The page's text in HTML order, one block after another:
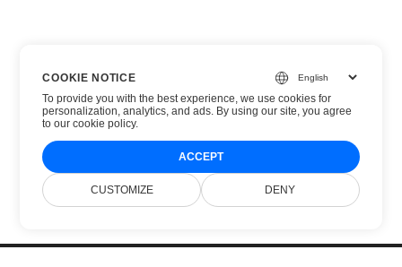
COOKIE NOTICE
To provide you with the best experience, we use cookies for
personalization, analytics, and ads. By using our site, you agree
toour cookie policy.
ACCEPT
CUSTOMIZE DENY